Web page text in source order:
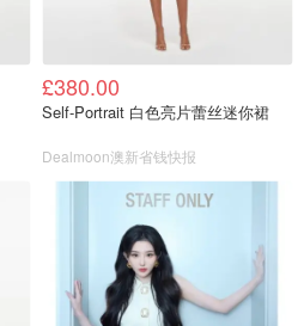
£380.00
Self-Portrait 白色亮片蕾丝迷你裙
Dealmoon澳新省钱快报